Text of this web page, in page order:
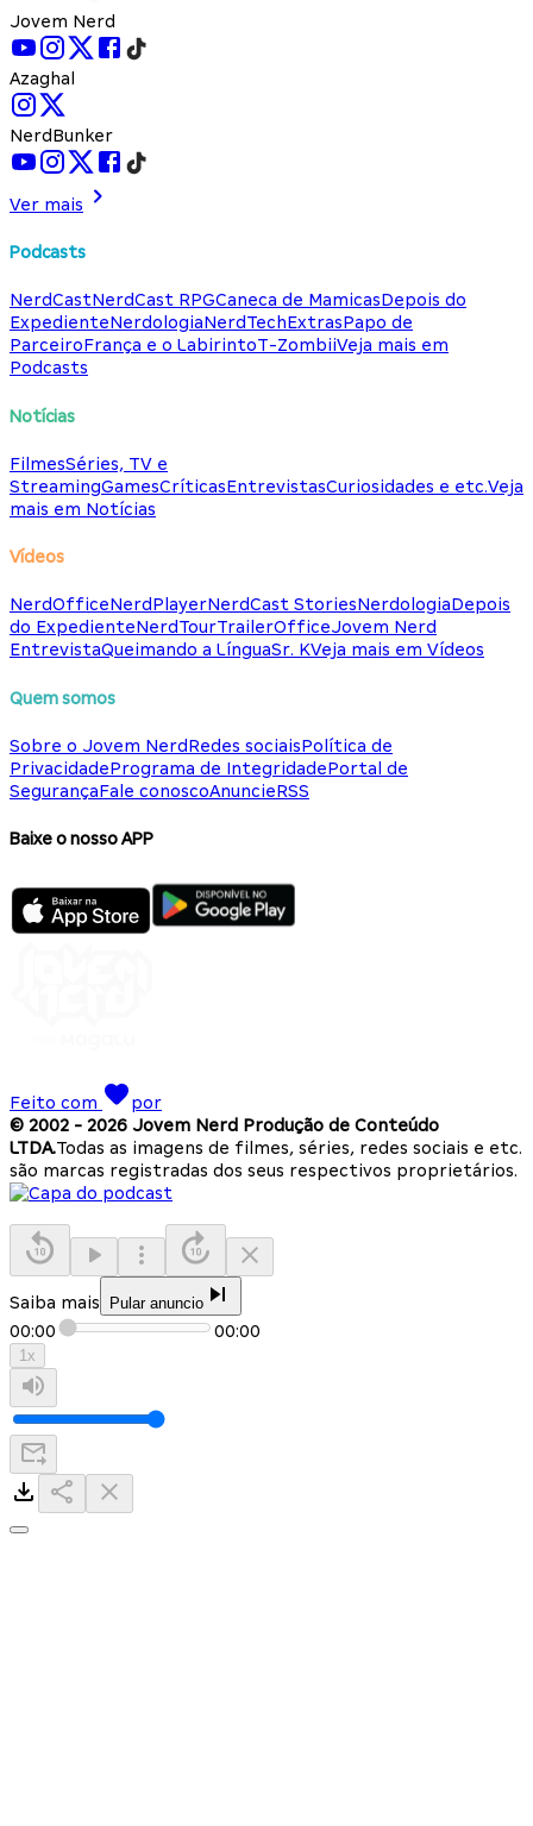
Jovem Nerd
Azaghal
NerdBunker
Ver mais
Podcasts
NerdCastNerdCast RPGCaneca de MamicasDepois do
ExpedienteNerdologiaNerdTechExtrasPapo de
ParceiroFrança e o LabirintoT-ZombiiVeja mais em
Podcasts
Notícias
FilmesSéries, TV e
StreamingGamesCríticasEntrevistasCuriosidades e etc.Veja
mais em Notícias
Vídeos
NerdOfficeNerdPlayerNerdCast StoriesNerdologiaDepois
do ExpedienteNerdTourTrailerOfficeJovem Nerd
EntrevistaQueimando a LínguaSr. KVeja mais em Vídeos
Quem somos
Sobre o Jovem NerdRedes sociaisPolítica de
PrivacidadePrograma de IntegridadePortal de
SegurançaFale conoscoAnuncieRSS
Baixe o nosso APP
Feito com
por
© 2002 - 2026 Jovem Nerd Produção de Conteúdo
LTDA.Todas as imagens de filmes, séries, redes sociais e etc.
são marcas registradas dos seus respectivos proprietários.
Saiba mais Pular anuncio
00:00 00:00
1x